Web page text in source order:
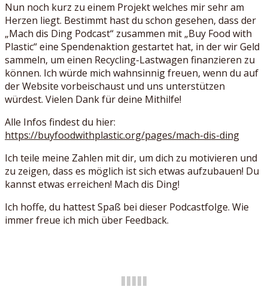
Nun noch kurz zu einem Projekt welches mir sehr am
Herzen liegt. Bestimmt hast du schon gesehen, dass der
„Mach dis Ding Podcast“ zusammen mit „Buy Food with
Plastic“ eine Spendenaktion gestartet hat, in der wir Geld
sammeln, um einen Recycling-Lastwagen finanzieren zu
können. Ich würde mich wahnsinnig freuen, wenn du auf
der Website vorbeischaust und uns unterstützen
würdest. Vielen Dank für deine Mithilfe!
Alle Infos findest du hier:
https://buyfoodwithplastic.org/pages/mach-dis-ding
Ich teile meine Zahlen mit dir, um dich zu motivieren und
zu zeigen, dass es möglich ist sich etwas aufzubauen! Du
kannst etwas erreichen! Mach dis Ding!
Ich hoffe, du hattest Spaß bei dieser Podcastfolge. Wie
immer freue ich mich über Feedback.